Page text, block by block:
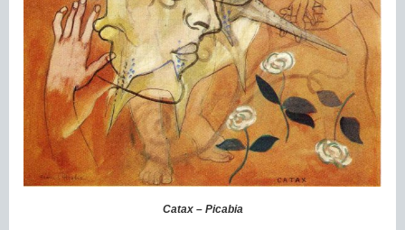
Catax – Picabia